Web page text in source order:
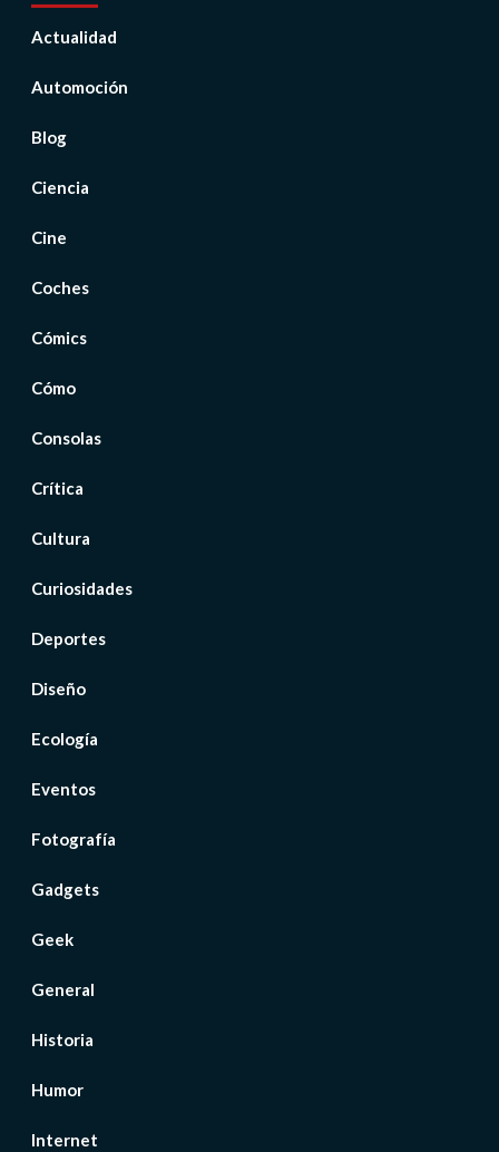
Actualidad
Automoción
Blog
Ciencia
Cine
Coches
Cómics
Cómo
Consolas
Crítica
Cultura
Curiosidades
Deportes
Diseño
Ecología
Eventos
Fotografía
Gadgets
Geek
General
Historia
Humor
Internet